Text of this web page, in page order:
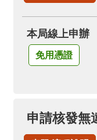
本局線上申辦
免用憑證
申請核發無